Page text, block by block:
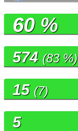
60 %
574 (83 %)
15 (7)
5